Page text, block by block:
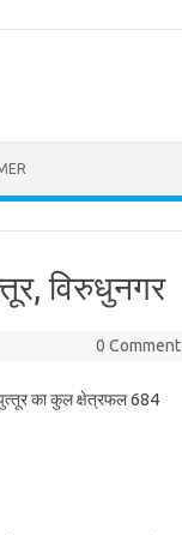
विरुधुनगर
0 Comment
का कुल क्षेत्रफल 684